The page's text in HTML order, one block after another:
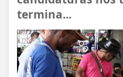
termina...